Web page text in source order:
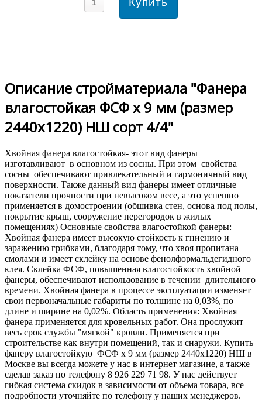
Описание стройматериала "Фанера
влагостойкая ФСФ х 9 мм (размер
2440х1220) НШ сорт 4/4"
Хвойная фанера влагостойкая- этот вид фанеры
изготавливают в основном из сосны. При этом свойства
сосны обеспечивают привлекательный и гармоничный вид
поверхности. Также данный вид фанеры имеет отличные
показатели прочности при невысоком весе, а это успешно
применяется в домостроении (обшивка стен, основа под полы,
покрытие крыш, сооружение перегородок в жилых
помещениях) Основные свойства влагостойкой фанеры:
Хвойная фанера имеет высокую стойкость к гниению и
заражению грибками, благодаря тому, что хвоя пропитана
смолами и имеет склейку на основе фенолформальдегидного
клея. Склейка ФСФ, повышенная влагостойкость хвойной
фанеры, обеспечивают использование в течении длительного
времени. Хвойная фанера в процессе эксплуатации изменяет
свои первоначальные габариты по толщине на 0,03%, по
длине и ширине на 0,02%. Область применения: Хвойная
фанера применяется для кровельных работ. Она прослужит
весь срок службы "мягкой" кровли. Применяется при
строительстве как внутри помещений, так и снаружи. Купить
фанеру влагостойкую ФСФ х 9 мм (размер 2440х1220) НШ в
Москве вы всегда можете у нас в интернет магазине, а также
сделав заказ по телефону 8 926 229 71 98. У нас действует
гибкая система скидок в зависимости от объема товара, все
подробности уточняйте по телефону у наших менеджеров.